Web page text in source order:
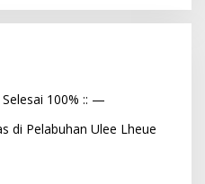
100% :: —
di Pelabuhan Ulee Lheue